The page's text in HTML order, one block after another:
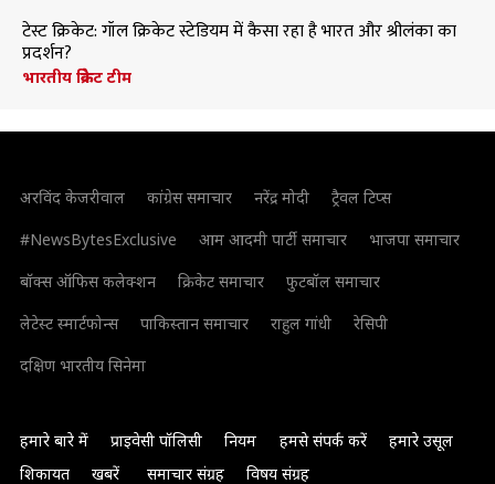
टेस्ट क्रिकेट: गॉल क्रिकेट स्टेडियम में कैसा रहा है भारत और श्रीलंका का
प्रदर्शन?
भारतीय क्रिकेट टीम
अरविंद केजरीवाल कांग्रेस समाचार नरेंद्र मोदी
ट्रैवल टिप्स
#NewsBytesExclusive
आम आदमी पार्टी समाचार
भाजपा समाचार
बॉक्स ऑफिस कलेक्शन
क्रिकेट समाचार
फुटबॉल समाचार
लेटेस्ट स्मार्टफोन्स
पाकिस्तान समाचार राहुल गांधी
रेसिपी
दक्षिण भारतीय सिनेमा
हमारे बारे में प्राइवेसी पॉलिसी नियम हमसे संपर्क करें
हमारे उसूल
शिकायत
खबरें समाचार संग्रह विषय संग्रह